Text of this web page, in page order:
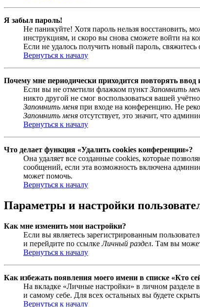
Я забыл пароль!
Не паникуйте! Хотя пароль нельзя восстановить,
инструкциям, и скоро вы снова сможете войти на
Если не удалось получить новый пароль,
Вернуться к началу
Почему мне периодически приходится повторять ввод
Если вы не отметили флажком пункт Запомнить
никто другой не смог воспользоваться вашей
Запомнить меня при входе на конференцию. Не
Запомнить меня отсутствует, это значит, что
Вернуться к началу
Что делает функция «Удалить cookies конференции»?
Она удаляет все созданные cookies, которые
сообщений, если эта возможность включена
может помочь.
Вернуться к началу
Параметры и настройки
Как мне изменить мои настройки?
Если вы являетесь зарегистрированным
и перейдите по ссылкеЛичный раздел. Там вы
Вернуться к началу
Как избежать появления моего имени в списке «Кто
На вкладке «Личные настройки» в личном разделе
и самому себе. Для всех остальных вы будете
Вернуться к началу